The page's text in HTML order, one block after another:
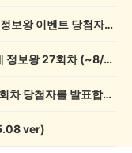
💰[당첨자 발표] 26회차 우리 동네 정보왕 이벤트 당첨자를 발표합니다!
💸 전원 2,000캐시 지급! 우리 동네 정보왕 27회차 (~8/10)
💰[당첨자 발표] 우리 동네 썰전 12회차 당첨자를 발표합니다!
ver)